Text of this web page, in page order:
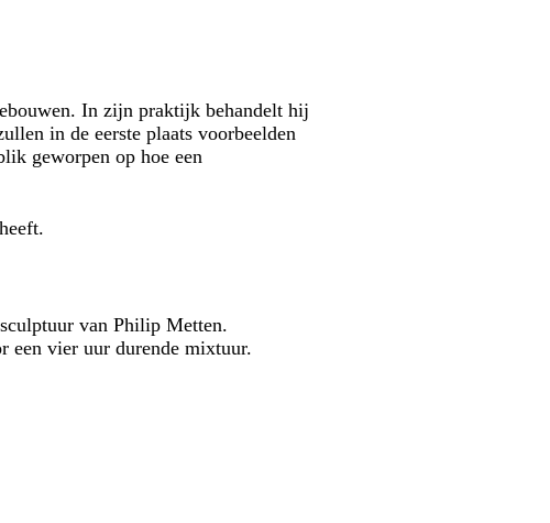
In zijn praktijk behandelt hij
in de eerste plaats voorbeelden
geworpen op hoe een
van Philip Metten.
een vier uur durende mixtuur.